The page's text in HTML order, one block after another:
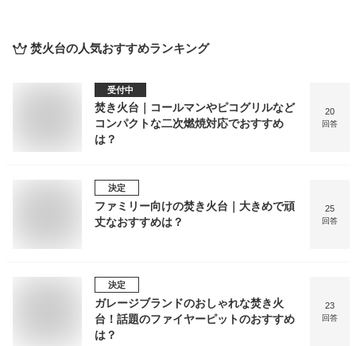
焚火台の人気おすすめランキング
受付中
焚き火台｜コールマンやピコグリルなど
コンパクトな二次燃焼対応でおすすめ
は？
20
回答
決定
ファミリー向けの焚き火台｜大きめで頑
丈なおすすめは？
25
回答
決定
ガレージブランドのおしゃれな焚き火
台！話題のファイヤーピットのおすすめ
は？
23
回答